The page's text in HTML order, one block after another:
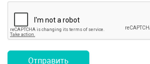
Отправить